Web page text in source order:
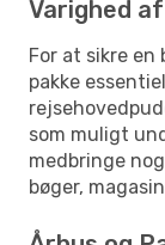
Varighed
For at sikre
pakke
som muligt
medbringe
bøger,